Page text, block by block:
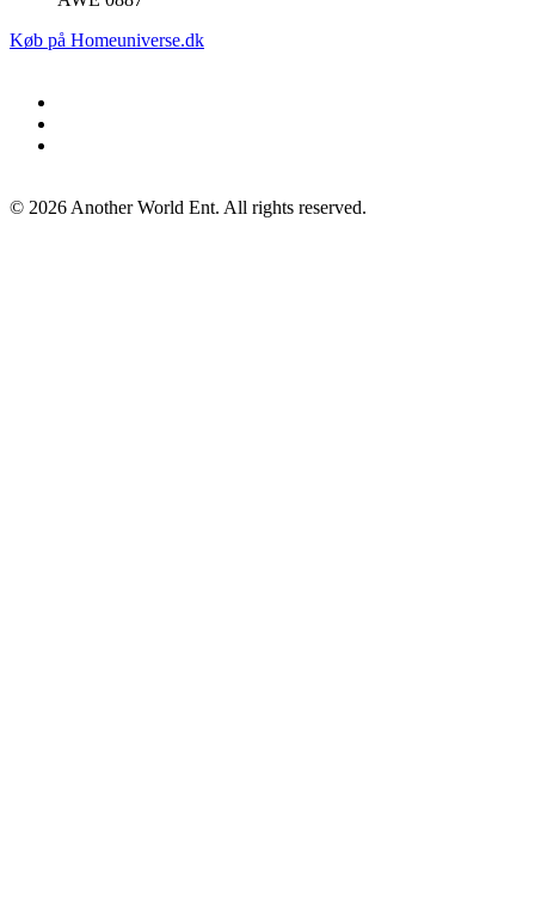
Køb på Homeuniverse.dk
© 2026 Another World Ent. All rights reserved.